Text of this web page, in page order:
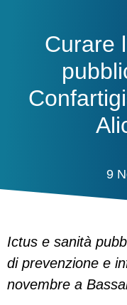
Curare
9
Ictus e sanità
di prevenzione e
novembre a